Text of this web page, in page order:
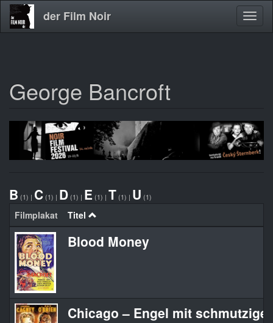
Direkt
zum
der Film Noir
George Bancroft
B (1) | C (1) | D (1) | E (1) | T (1) | U (1)
Filmplakat Titel
Blood Money
Chicago – Engel mit